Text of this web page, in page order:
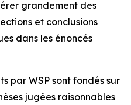
grandement des
et conclusions
dans les énoncés
par WSP sont fondés sur
jugées raisonnables